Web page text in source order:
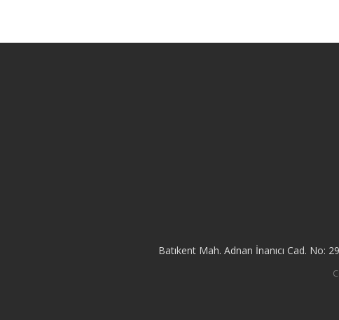
Batıkent Mah. Adnan İnanıcı Cad. No: